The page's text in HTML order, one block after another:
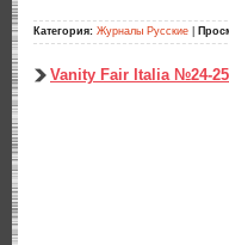
Категория: Журналы Русские
Vanity Fair Italia №24-